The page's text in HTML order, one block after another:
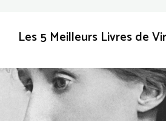
Les 5 Meilleurs Livres de